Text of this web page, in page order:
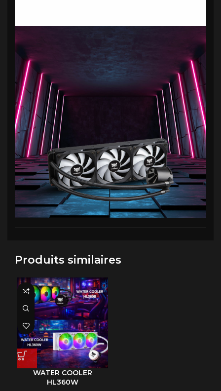
Produits similaires
WATER COOLER
HL360W